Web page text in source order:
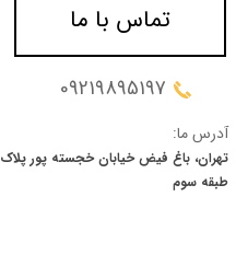
09219895197
آدرس ما:
تهران، باغ فیض خیابان خجسته پور پلاک 90
​​​​​​​طبقه سوم
تماس با ما